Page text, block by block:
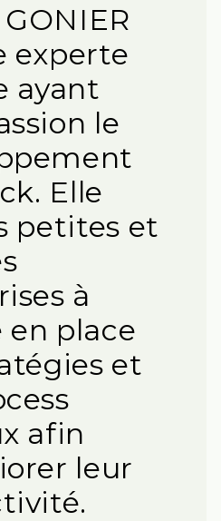
experte
ayant
le
Elle
petites et
à
place
et
afin
leur